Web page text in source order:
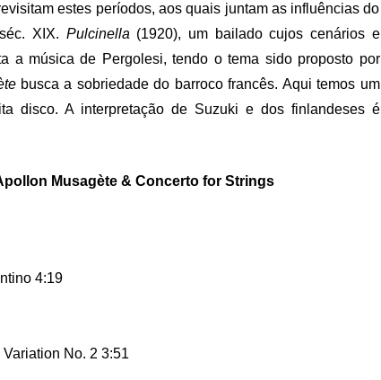
estes períodos, aos quais juntam as influências do
XIX. Pulcinella (1920), um bailado cujos cenários e
a música de Pergolesi, tendo o tema sido proposto por
busca a sobriedade do barroco francês. Aqui temos um
disco. A interpretação de Suzuki e dos finlandeses é
Musagète & Concerto for Strings
4:19
No. 2 3:51